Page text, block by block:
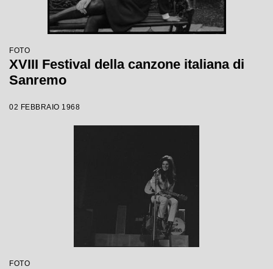
FOTO
XVIII Festival della canzone italiana di
Sanremo
02 FEBBRAIO 1968
FOTO